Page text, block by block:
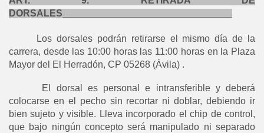
DORSALES________________________________
Los dorsales podrán retirarse el mismo día de la
carrera, desde las 10:00 horas las 11:00 horas en la Plaza
Mayor del El Herradón, CP 05268 (Ávila) .
El dorsal es personal e intransferible y deberá
colocarse en el pecho sin recortar ni doblar, debiendo ir
bien sujeto y visible. Lleva incorporado el chip de control,
que bajo ningún concepto será manipulado ni separado